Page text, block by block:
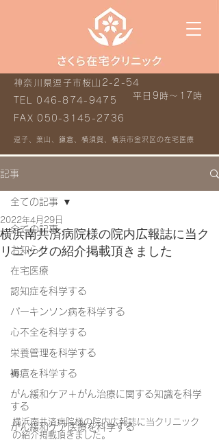
平日9時～17時
神奈川県逗子市桜山2-2-54
TEL 046-874-9475
FAX 050-3145-2736
逗子、葉山、鎌倉、横須賀、横浜市金沢区の在宅医療
記事
全ての記事
お知らせ
在宅医療
認知症を科学する
パーキンソン病を科学する
心不全を科学する
栄養管理を科学する
褥瘡を科学する
がん緩和ケア＋がん治療に関する知識を科学
する
がん緩和ケア医療を科学する
全ての記事
横浜南共済病院様の院内広報誌に当ク
リニックの紹介掲載頂きました
2022年4月29日
横浜南共済病院様の院内広報誌に当クリニック
の紹介掲載頂きました。